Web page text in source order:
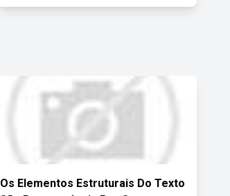
Os Elementos Estruturais Do Texto